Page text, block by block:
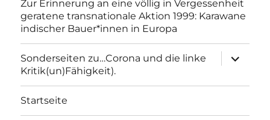
Zur Erinnerung an eine völlig in Vergessenheit
geratene transnationale Aktion 1999: Karawane
indischer Bauer*innen in Europa
Sonderseiten zu…Corona und die linke
Kritik(un)Fähigkeit).
anzeigen
Startseite